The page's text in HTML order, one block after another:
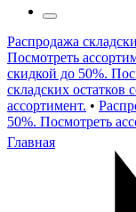
Распродажа
Посмотреть
скидкой до 50%.
складских остатков
ассортимент. •
50%. Посмотреть
Главная